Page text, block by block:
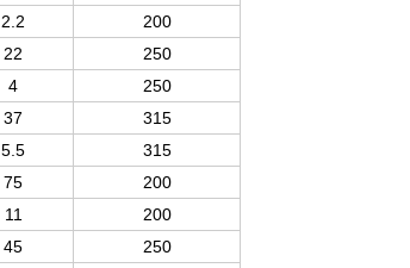
2.2
200
22
250
4
250
37
315
5.5
315
75
200
11
200
45
250